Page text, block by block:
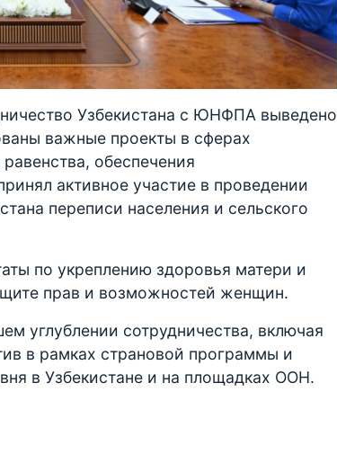
Узбекистана с ЮНФПА выведено
важные проекты в сферах
обеспечения
активное участие в проведении
переписи населения и сельского
по укреплению здоровья матери и
прав и возможностей женщин.
углублении сотрудничества, включая
в рамках страновой программы и
в Узбекистане и на площадках ООН.